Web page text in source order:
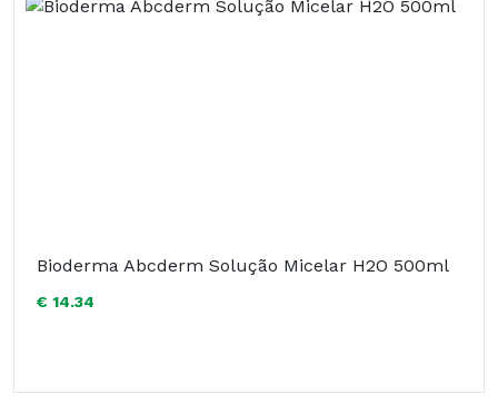
Bioderma Abcderm Solução Micelar H2O 500ml
€ 14.34